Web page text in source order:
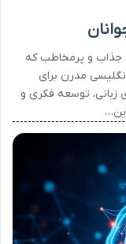
مدرن برای نوجوانان: ۱۴ رمان جذاب و پرمخاطب که
مدرن برای
زبانی، توسعه فکری و